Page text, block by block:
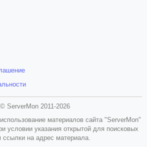
© ServerMon 2011-2026
материалов сайта "ServerMon"
условии указания открытой для поисковых
ссылки на адрес материала.